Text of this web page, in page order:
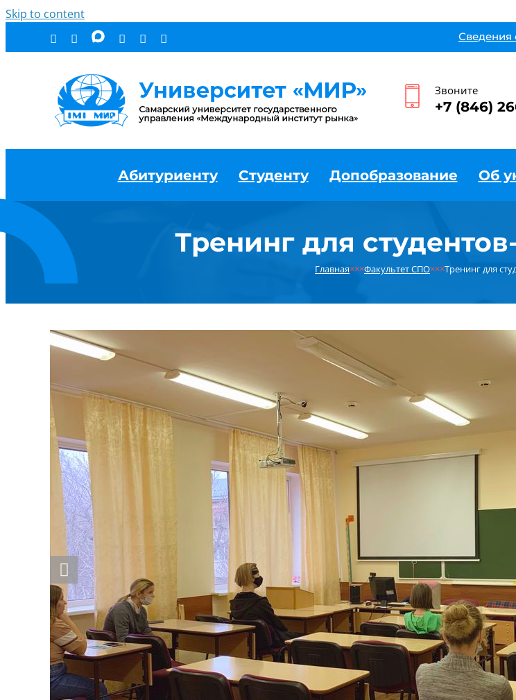
Skip to content
Сведения
Звоните
+7 (846)
Абитуриенту Студенту Допобразование Об
Тренинг для
Главная×××Факультет СПО×××Тренинг для